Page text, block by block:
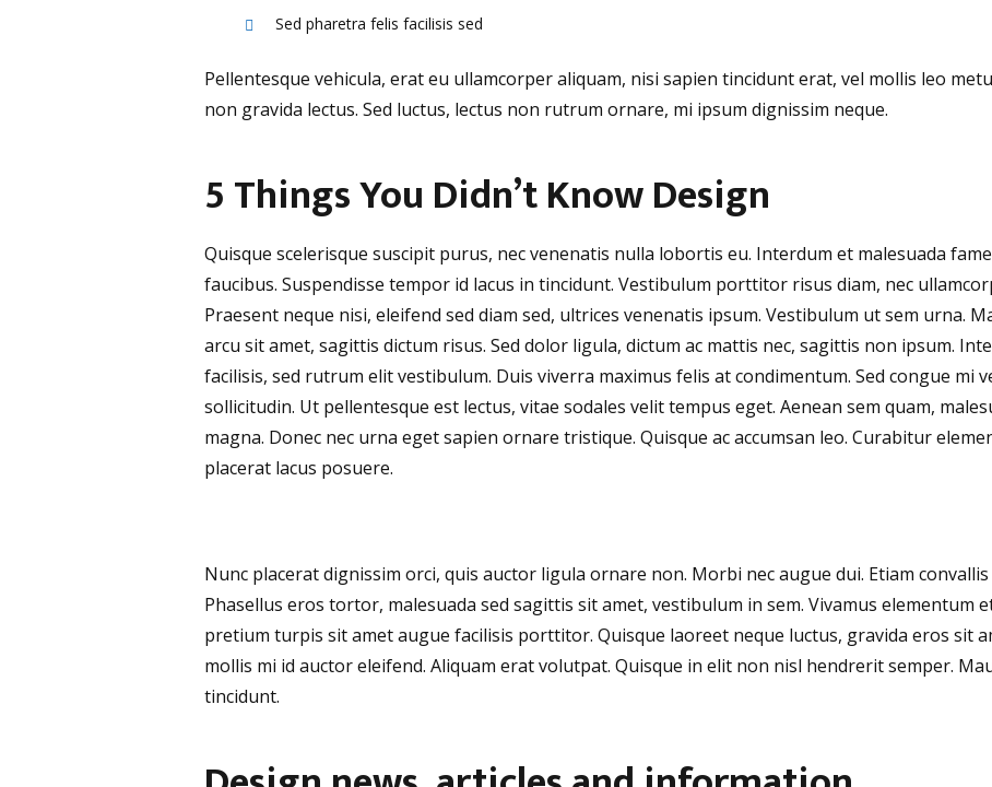
Sed pharetra felis facilisis sed
Pellentesque vehicula, erat eu ullamcorper aliquam, nisi sapien tincidunt erat, vel mollis leo
non gravida lectus. Sed luctus, lectus non rutrum ornare, mi ipsum dignissim neque.
5 Things You Didn’t Know Design
Quisque scelerisque suscipit purus, nec venenatis nulla lobortis eu. Interdum et malesuada
faucibus. Suspendisse tempor id lacus in tincidunt. Vestibulum porttitor risus diam, nec
Praesent neque nisi, eleifend sed diam sed, ultrices venenatis ipsum. Vestibulum ut sem urna.
arcu sit amet, sagittis dictum risus. Sed dolor ligula, dictum ac mattis nec, sagittis non ipsum.
facilisis, sed rutrum elit vestibulum. Duis viverra maximus felis at condimentum. Sed congue mi
sollicitudin. Ut pellentesque est lectus, vitae sodales velit tempus eget. Aenean sem quam,
magna. Donec nec urna eget sapien ornare tristique. Quisque ac accumsan leo. Curabitur
placerat lacus posuere.
Nunc placerat dignissim orci, quis auctor ligula ornare non. Morbi nec augue dui. Etiam
Phasellus eros tortor, malesuada sed sagittis sit amet, vestibulum in sem. Vivamus elementum
pretium turpis sit amet augue facilisis porttitor. Quisque laoreet neque luctus, gravida eros sit
mollis mi id auctor eleifend. Aliquam erat volutpat. Quisque in elit non nisl hendrerit semper.
tincidunt.